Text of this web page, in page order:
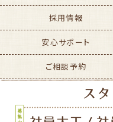
採用情報
安心サポート
ご相談予約